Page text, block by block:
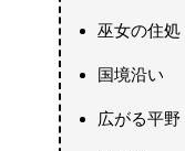
巫女の住処
国境沿い
広がる平野